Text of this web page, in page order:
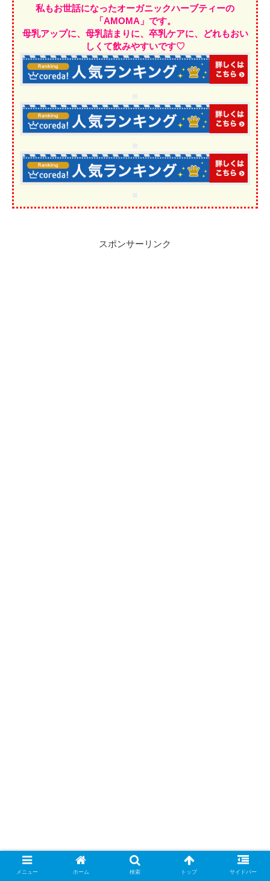
私もお世話になったオーガニックハーブティーの
「AMOMA」です。
母乳アップに、母乳詰まりに、卒乳ケアに、どれもおい
しくて飲みやすいです♡
スポンサーリンク
メニュー ホーム 検索 トップ サイドバー